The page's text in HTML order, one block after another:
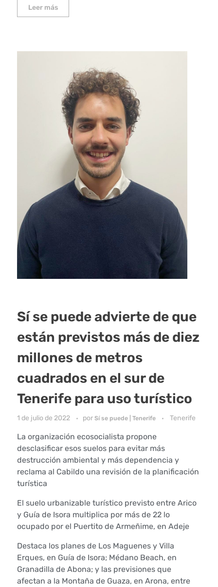
Leer más
Sí se puede advierte de que
están previstos más de diez
millones de metros
cuadrados en el sur de
Tenerife para uso turístico
1 de julio de 2022 por Sí se puede | Tenerife Tenerife
La organización ecosocialista propone
desclasificar esos suelos para evitar más
destrucción ambiental y más dependencia y
reclama al Cabildo una revisión de la planificación
turística
El suelo urbanizable turístico previsto entre Arico
y Guía de Isora multiplica por más de 22 lo
ocupado por el Puertito de Armeñime, en Adeje
Destaca los planes de Los Maguenes y Villa
Erques, en Guía de Isora; Médano Beach, en
Granadilla de Abona; y las previsiones que
afectan a la Montaña de Guaza, en Arona, entre